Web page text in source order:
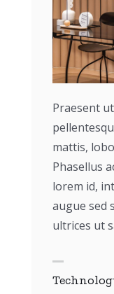
Praesent
mattis,
Phasellus
lorem id,
augue sed
ultrices ut